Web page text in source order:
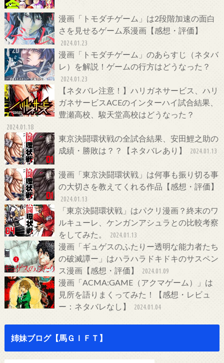
漫画「トモダチゲーム」は2段階加速の面白
さを見せるゲーム系漫画【感想・評価】
2024.01.23
漫画「トモダチゲーム」のあらすじ（ネタバ
レ）を解説！ゲームの行方はどうなった？
2024.01.23
【ネタバレ注意！】ハリガネサービス、ハリ
ガネサービスACEのインターハイ試合結果、
豊瀬高校、駿天堂高校はどうなった？
2024.01.18
東京決闘環状戦の全試合結果、安田鯉之助の
成績・勝敗は？？【ネタバレあり】
2024.01.13
漫画「東京決闘環状戦」は何事も振り切る事
の大切さを教えてくれる作品【感想・評価】
2024.01.13
「東京決闘環状戦」はパクリ漫画？終末のワ
ルキューレ、ケンガンアシュラとの比較考察
をしてみた。
2024.01.13
漫画「ギュゲスのふたりー透明な能力者たち
の破滅譚ー」はハラハラドキドキのサスペン
ス漫画【感想・評価】
2024.01.09
漫画「ACMA:GAME（アクマゲーム）」は
見所を語りまくってみた！【感想・レビュ
ー：ネタバレなし】
2024.01.04
姉妹ブログ【馬ＧＩＦＴ】